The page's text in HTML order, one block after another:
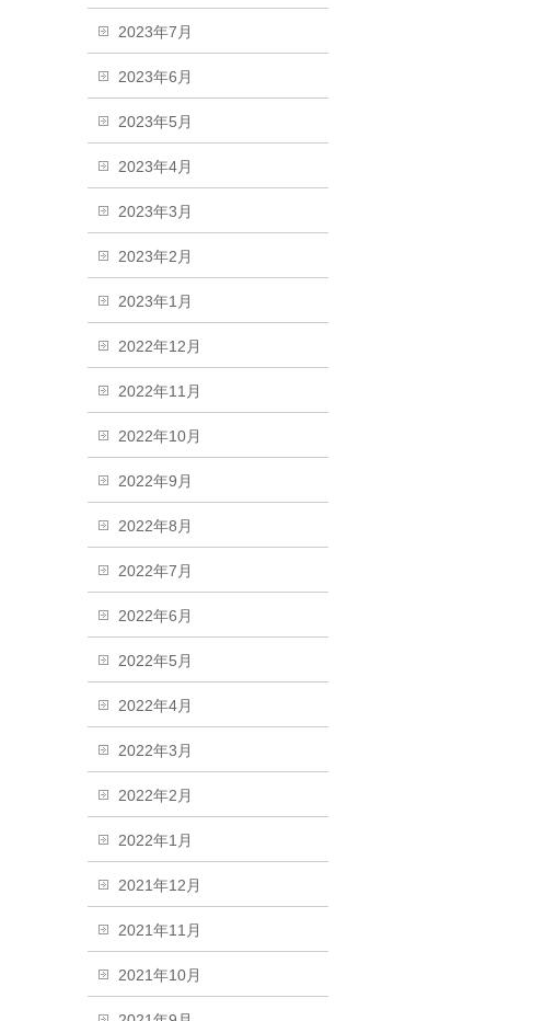
2023年7月
2023年6月
2023年5月
2023年4月
2023年3月
2023年2月
2023年1月
2022年12月
2022年11月
2022年10月
2022年9月
2022年8月
2022年7月
2022年6月
2022年5月
2022年4月
2022年3月
2022年2月
2022年1月
2021年12月
2021年11月
2021年10月